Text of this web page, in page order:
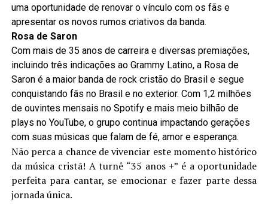
uma oportunidade de renovar o vínculo com os fãs e
apresentar os novos rumos criativos da banda.
Rosa de Saron
Com mais de 35 anos de carreira e diversas premiações,
incluindo três indicações ao Grammy Latino, a Rosa de
Saron é a maior banda de rock cristão do Brasil e segue
conquistando fãs no Brasil e no exterior. Com 1,2 milhões
de ouvintes mensais no Spotify e mais meio bilhão de
plays no YouTube, o grupo continua impactando gerações
com suas músicas que falam de fé, amor e esperança.
Não perca a chance de vivenciar este momento histórico
da música cristã! A turnê “35 anos +” é a oportunidade
perfeita para cantar, se emocionar e fazer parte dessa
jornada única.